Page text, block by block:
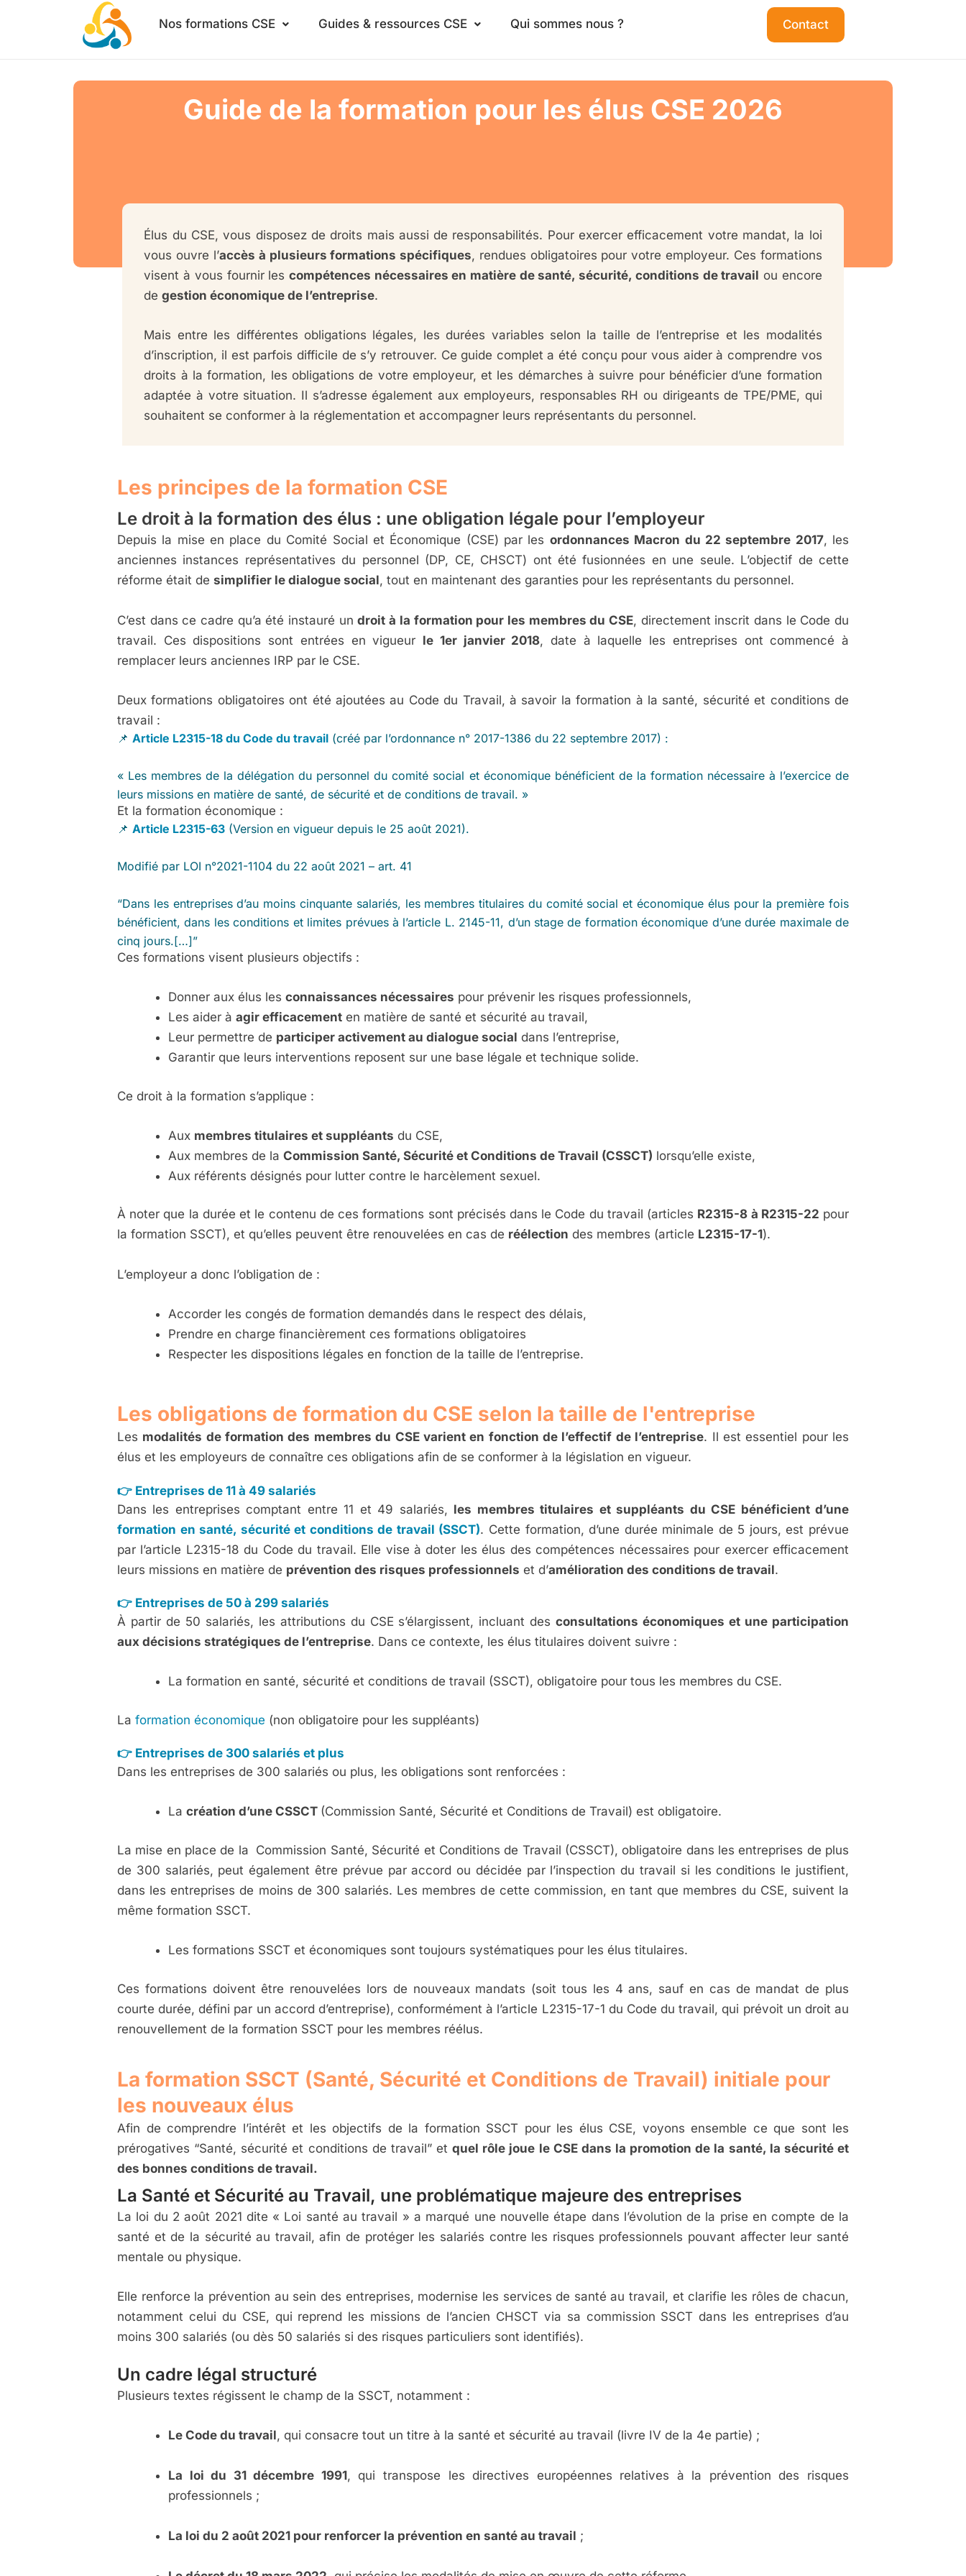
Nos formations CSE Guides & ressources CSE Qui sommes nous ? Contact
Guide de la formation pour les élus CSE 2026
Élus du CSE, vous disposez de droits mais aussi de responsabilités. Pour exercer efficacement votre mandat, la loi
vous ouvre l’accès à plusieurs formations spécifiques, rendues obligatoires pour votre employeur. Ces formations
visent à vous fournir les compétences nécessaires en matière de santé, sécurité, conditions de travail ou encore
degestion économique de l’entreprise.
Mais entre les différentes obligations légales, les durées variables selon la taille de l’entreprise et les modalités
d’inscription, il est parfois difficile de s’y retrouver. Ce guide complet a été conçu pour vous aider à comprendre vos
droits à la formation, les obligations de votre employeur, et les démarches à suivre pour bénéficier d’une formation
adaptée à votre situation. Il s’adresse également aux employeurs, responsables RH ou dirigeants de TPE/PME, qui
souhaitent se conformer à la réglementation et accompagner leurs représentants du personnel.
Les principes de la formation CSE
Le droit à la formation des élus : une obligation légale pour l’employeur
Depuis la mise en place du Comité Social et Économique (CSE) par les ordonnances Macron du 22 septembre 2017, les
anciennes instances représentatives du personnel (DP, CE, CHSCT) ont été fusionnées en une seule. L’objectif de cette
réforme était de simplifier le dialogue social, tout en maintenant des garanties pour les représentants du personnel.
C’est dans ce cadre qu’a été instauré undroit à la formation pour les membres du CSE, directement inscrit dans le Code du
travail. Ces dispositions sont entrées en vigueur le 1er janvier 2018, date à laquelle les entreprises ont commencé à
remplacer leurs anciennes IRP par le CSE.
Deux formations obligatoires ont été ajoutées au Code du Travail, à savoir la formation à la santé, sécurité et conditions de
travail :
📌 Article L2315-18 du Code du travail (créé par l’ordonnance n° 2017-1386 du 22 septembre 2017) :
« Les membres de la délégation du personnel du comité social et économique bénéficient de la formation nécessaire à l’exercice de
leurs missions en matière de santé, de sécurité et de conditions de travail. »
Et la formation économique :
📌 Article L2315-63 (Version en vigueur depuis le 25 août 2021).
Modifié par LOI n°2021-1104 du 22 août 2021 – art. 41
“Dans les entreprises d’au moins cinquante salariés, les membres titulaires du comité social et économique élus pour la première fois
bénéficient, dans les conditions et limites prévues à l’article L. 2145-11, d’un stage de formation économique d’une durée maximale de
cinq jours.[…]”
Ces formations visent plusieurs objectifs :
Donner aux élus les connaissances nécessaires pour prévenir les risques professionnels,
Les aider à agir efficacement en matière de santé et sécurité au travail,
Leur permettre de participer activement au dialogue social dans l’entreprise,
Garantir que leurs interventions reposent sur une base légale et technique solide.
Ce droit à la formation s’applique :
Aux membres titulaires et suppléants du CSE,
Aux membres de la Commission Santé, Sécurité et Conditions de Travail (CSSCT) lorsqu’elle existe,
Aux référents désignés pour lutter contre le harcèlement sexuel.
À noter que la durée et le contenu de ces formations sont précisés dans le Code du travail (articles R2315-8 à R2315-22 pour
la formation SSCT), et qu’elles peuvent être renouvelées en cas de réélection des membres (article L2315-17-1).
L’employeur a donc l’obligation de :
Accorder les congés de formation demandés dans le respect des délais,
Prendre en charge financièrement ces formations obligatoires
Respecter les dispositions légales en fonction de la taille de l’entreprise.
Les obligations de formation du CSE selon la taille de l'entreprise
Les modalités de formation des membres du CSE varient en fonction de l’effectif de l’entreprise. Il est essentiel pour les
élus et les employeurs de connaître ces obligations afin de se conformer à la législation en vigueur.​
👉 Entreprises de 11 à 49 salariés
Dans les entreprises comptant entre 11 et 49 salariés, les membres titulaires et suppléants du CSE bénéficient d’une
formation en santé, sécurité et conditions de travail (SSCT). Cette formation, d’une durée minimale de 5 jours, est prévue
par l’article L2315-18 du Code du travail. Elle vise à doter les élus des compétences nécessaires pour exercer efficacement
leurs missions en matière de prévention des risques professionnels et d’amélioration des conditions de travail.
👉 Entreprises de 50 à 299 salariés
À partir de 50 salariés, les attributions du CSE s’élargissent, incluant desconsultations économiques et une participation
aux décisions stratégiques de l’entreprise. Dans ce contexte, les élus titulaires doivent suivre :​
La formation en santé, sécurité et conditions de travail (SSCT), obligatoire pour tous les membres du CSE.​
La formation économique (non obligatoire pour les suppléants)
👉 Entreprises de 300 salariés et plus
Dans les entreprises de 300 salariés ou plus, les obligations sont renforcées :​
La création d’une CSSCT (Commission Santé, Sécurité et Conditions de Travail) est obligatoire.
La mise en place de la Commission Santé, Sécurité et Conditions de Travail (CSSCT), obligatoire dans les entreprises de plus
de 300 salariés, peut également être prévue par accord ou décidée par l’inspection du travail si les conditions le justifient,
dans les entreprises de moins de 300 salariés. Les membres de cette commission, en tant que membres du CSE, suivent la
même formation SSCT.
Les formations SSCT et économiques sont toujours systématiques pour les élus titulaires.​
Ces formations doivent être renouvelées lors de nouveaux mandats (soit tous les 4 ans, sauf en cas de mandat de plus
courte durée, défini par un accord d’entreprise), conformément à l’article L2315-17-1 du Code du travail, qui prévoit un droit au
renouvellement de la formation SSCT pour les membres réélus.
La formation SSCT (Santé, Sécurité et Conditions de Travail) initiale pour
les nouveaux élus
Afin de comprendre l’intérêt et les objectifs de la formation SSCT pour les élus CSE, voyons ensemble ce que sont les
prérogatives “Santé, sécurité et conditions de travail” etquel rôle joue le CSE dans la promotion de la santé, la sécurité et
des bonnes conditions de travail.
La Santé et Sécurité au Travail, une problématique majeure des entreprises
La loi du 2 août 2021 dite « Loi santé au travail » a marqué une nouvelle étape dans l’évolution de la prise en compte de la
santé et de la sécurité au travail, afin de protéger les salariés contre les risques professionnels pouvant affecter leur santé
mentale ou physique.
Elle renforce la prévention au sein des entreprises, modernise les services de santé au travail, et clarifie les rôles de chacun,
notamment celui du CSE, qui reprend les missions de l’ancien CHSCT via sa commission SSCT dans les entreprises d’au
moins 300 salariés (ou dès 50 salariés si des risques particuliers sont identifiés).
Un cadre légal structuré
Plusieurs textes régissent le champ de la SSCT, notamment :
Le Code du travail, qui consacre tout un titre à la santé et sécurité au travail (livre IV de la 4e partie) ;
La loi du 31 décembre 1991, qui transpose les directives européennes relatives à la prévention des risques
professionnels ;
La loi du 2 août 2021 pour renforcer la prévention en santé au travail ;